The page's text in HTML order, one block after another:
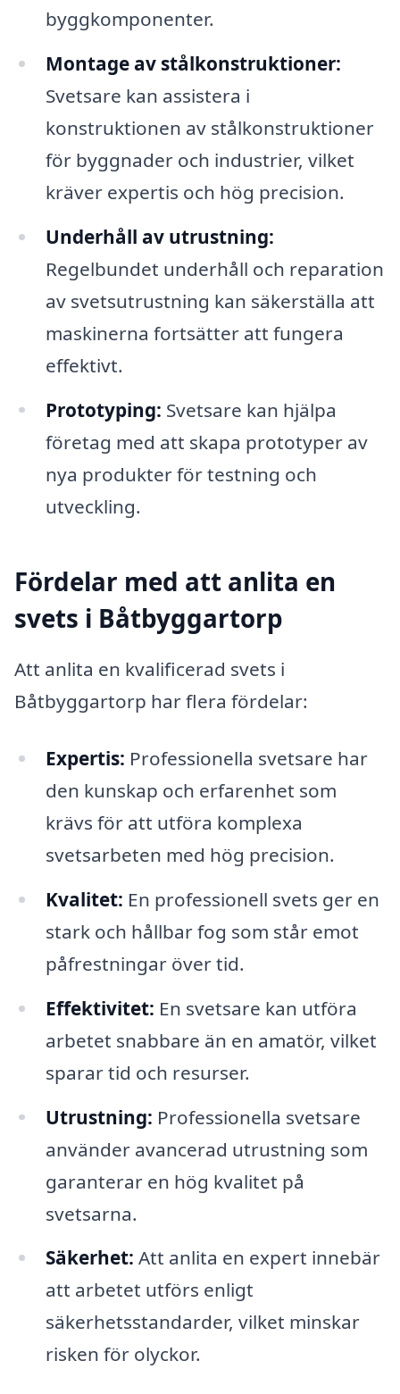
byggkomponenter.
Montage av stålkonstruktioner:
Svetsare kan assistera i
konstruktionen av stålkonstruktioner
för byggnader och industrier, vilket
kräver expertis och hög precision.
Underhåll av utrustning:
Regelbundet underhåll och reparation
av svetsutrustning kan säkerställa att
maskinerna fortsätter att fungera
effektivt.
Prototyping: Svetsare kan hjälpa
företag med att skapa prototyper av
nya produkter för testning och
utveckling.
Fördelar med att anlita en
svets i Båtbyggartorp
Att anlita en kvalificerad svets i
Båtbyggartorp har flera fördelar:
Expertis: Professionella svetsare har
den kunskap och erfarenhet som
krävs för att utföra komplexa
svetsarbeten med hög precision.
Kvalitet: En professionell svets ger en
stark och hållbar fog som står emot
påfrestningar över tid.
Effektivitet: En svetsare kan utföra
arbetet snabbare än en amatör, vilket
sparar tid och resurser.
Utrustning: Professionella svetsare
använder avancerad utrustning som
garanterar en hög kvalitet på
svetsarna.
Säkerhet: Att anlita en expert innebär
att arbetet utförs enligt
säkerhetsstandarder, vilket minskar
risken för olyckor.